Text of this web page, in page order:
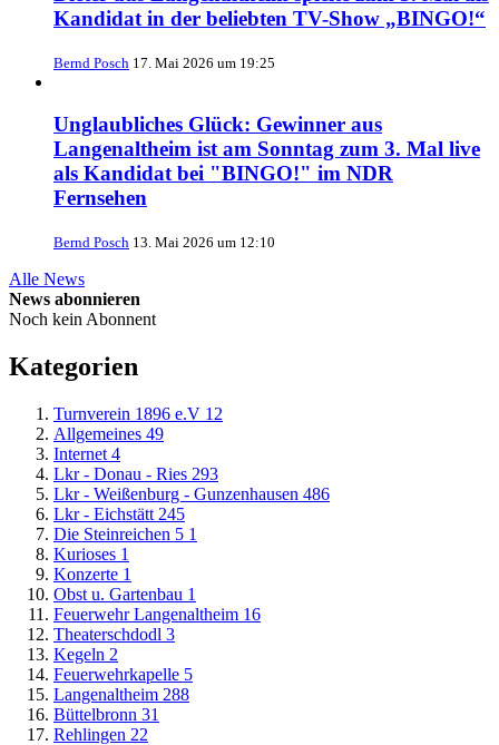
Kandidat in der beliebten TV-Show „BINGO!“
Bernd Posch 17. Mai 2026 um 19:25
Unglaubliches Glück: Gewinner aus
Langenaltheim ist am Sonntag zum 3. Mal live
als Kandidat bei "BINGO!" im NDR
Fernsehen
Bernd Posch 13. Mai 2026 um 12:10
Alle News
News abonnieren
Noch kein Abonnent
Kategorien
Turnverein 1896 e.V 12
Allgemeines 49
Internet 4
Lkr - Donau - Ries 293
Lkr - Weißenburg - Gunzenhausen 486
Lkr - Eichstätt 245
Die Steinreichen 5 1
Kurioses 1
Konzerte 1
Obst u. Gartenbau 1
Feuerwehr Langenaltheim 16
Theaterschdodl 3
Kegeln 2
Feuerwehrkapelle 5
Langenaltheim 288
Büttelbronn 31
Rehlingen 22